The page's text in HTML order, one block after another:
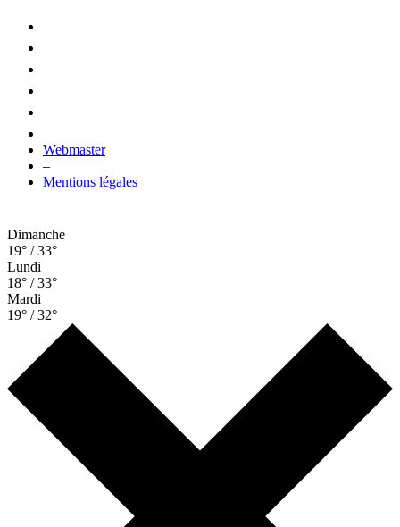
Webmaster
–
Mentions légales
Dimanche
19° / 33°
Lundi
18° / 33°
Mardi
19° / 32°